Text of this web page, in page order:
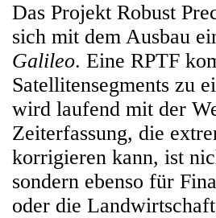
Das Projekt Robust
sich mit dem Ausbau
Galileo. Eine RPTF
Satellitensegments zu
wird laufend mit der
Zeiterfassung, die
korrigieren kann, ist
sondern ebenso für
oder die